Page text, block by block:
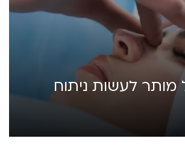
מותר לעשות ניתוח